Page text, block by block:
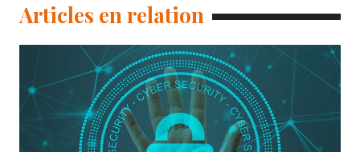
Articles en relation